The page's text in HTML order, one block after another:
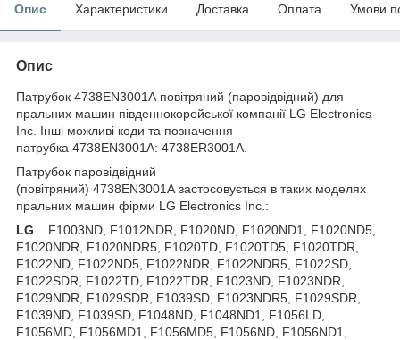
Опис Характеристики Доставка Оплата Умови
Опис
Патрубок 4738EN3001A повітряний (паровідвідний) для
пральних машин південнокорейської компанії LG Electronics
Inc. Інші можливі коди та позначення
патрубка 4738EN3001A: 4738ER3001A.
Патрубок паровідвідний
(повітряний) 4738EN3001A застосовується в таких моделях
пральних машин фірми LG Electronics Inc.:
LG F1003ND, F1012NDR, F1020ND, F1020ND1, F1020ND5,
F1020NDR, F1020NDR5, F1020TD, F1020TD5, F1020TDR,
F1022ND, F1022ND5, F1022NDR, F1022NDR5, F1022SD,
F1022SDR, F1022TD, F1022TDR, F1023ND, F1023NDR,
F1029NDR, F1029SDR, E1039SD, F1023NDR5, F1029SDR,
F1039ND, F1039SD, F1048ND, F1048ND1, F1056LD,
F1056MD, F1056MD1, F1056MD5, F1056ND, F1056ND1,